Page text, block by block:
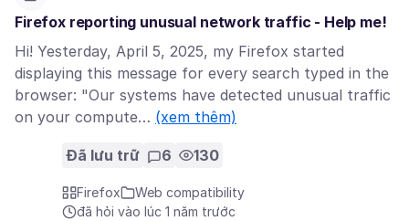
Firefox reporting unusual network traffic - Help me!
Hi! Yesterday, April 5, 2025, my Firefox started
displaying this message for every search typed in the
browser: "Our systems have detected unusual traffic
on your compute… (xem thêm)
Đã lưu trữ 6 130
Firefox
Web compatibility
đã hỏi vào lúc 1 năm trước